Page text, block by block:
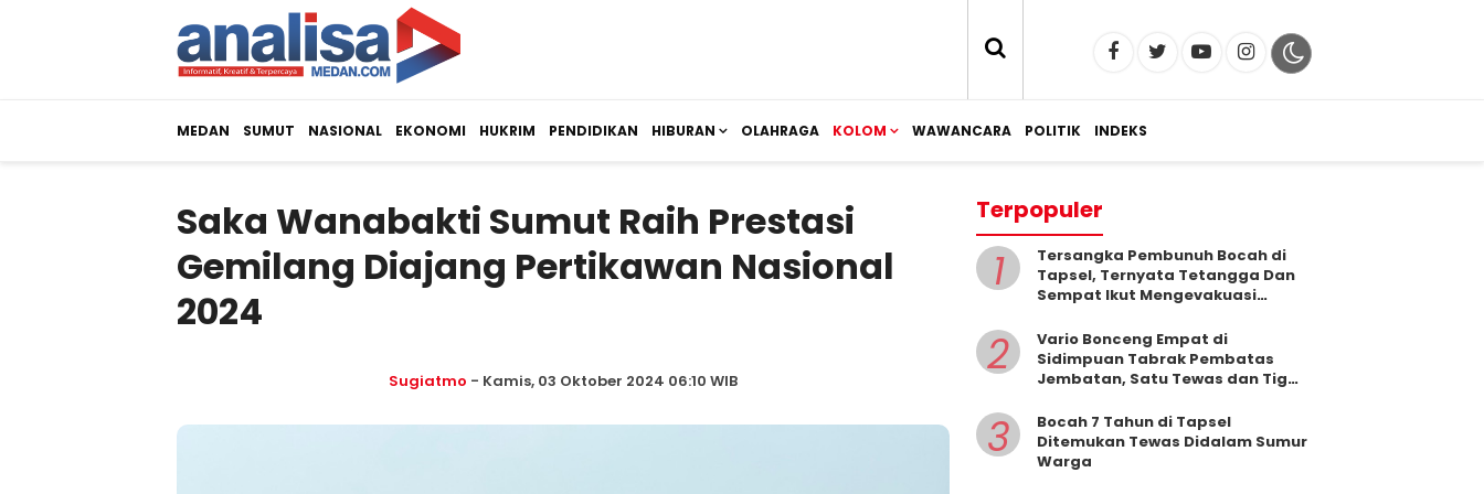
MEDAN SUMUT NASIONAL EKONOMI HUKRIM PENDIDIKAN HIBURAN OLAHRAGA KOLOM WAWANCARA POLITIK INDEKS
Saka Wanabakti Sumut Raih Prestasi
Gemilang Diajang Pertikawan Nasional
2024
Sugiatmo - Kamis, 03 Oktober 2024 06:10 WIB
Terpopuler
1
Tersangka Pembunuh Bocah di
Tapsel, Ternyata Tetangga Dan
Sempat Ikut Mengevakuasi
2
Vario Bonceng Empat di
Sidimpuan Tabrak Pembatas
Jembatan, Satu Tewas dan Tiga
3
Bocah 7 Tahun di Tapsel
Ditemukan Tewas Didalam Sumur
Warga